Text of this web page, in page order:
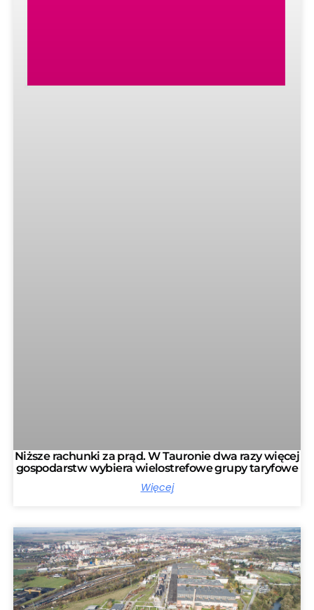
Niższe rachunki za prąd. W Tauronie dwa razy więcej
gospodarstw wybiera wielostrefowe grupy taryfowe
Więcej